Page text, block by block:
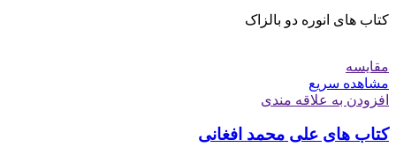
کتاب های انوره دو بالزاک
مقایسه
مشاهده سریع
افزودن به علاقه مندی
کتاب های علی محمد افغانی